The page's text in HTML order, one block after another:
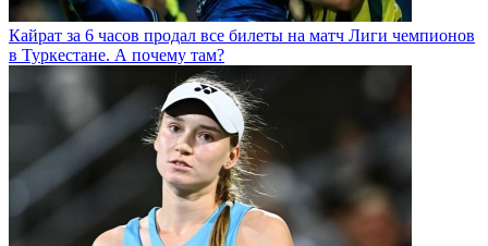
Кайрат за 6 часов продал все билеты на матч Лиги чемпионов
в Туркестане. А почему там?